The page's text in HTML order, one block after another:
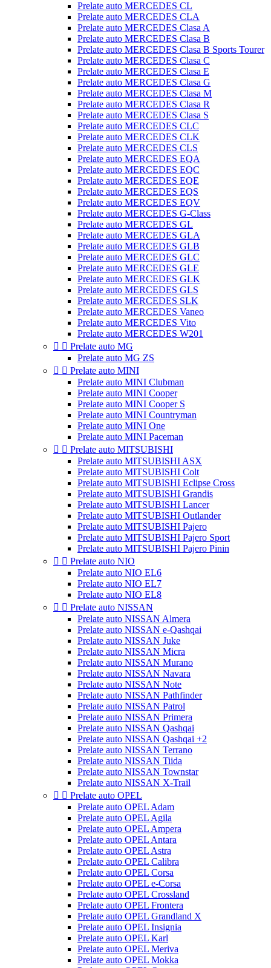
Prelate auto MERCEDES CL
Prelate auto MERCEDES CLA
Prelate auto MERCEDES Clasa A
Prelate auto MERCEDES Clasa B
Prelate auto MERCEDES Clasa B Sports Tourer
Prelate auto MERCEDES Clasa C
Prelate auto MERCEDES Clasa E
Prelate auto MERCEDES Clasa G
Prelate auto MERCEDES Clasa M
Prelate auto MERCEDES Clasa R
Prelate auto MERCEDES Clasa S
Prelate auto MERCEDES CLC
Prelate auto MERCEDES CLK
Prelate auto MERCEDES CLS
Prelate auto MERCEDES EQA
Prelate auto MERCEDES EQC
Prelate auto MERCEDES EQE
Prelate auto MERCEDES EQS
Prelate auto MERCEDES EQV
Prelate auto MERCEDES G-Class
Prelate auto MERCEDES GL
Prelate auto MERCEDES GLA
Prelate auto MERCEDES GLB
Prelate auto MERCEDES GLC
Prelate auto MERCEDES GLE
Prelate auto MERCEDES GLK
Prelate auto MERCEDES GLS
Prelate auto MERCEDES SLK
Prelate auto MERCEDES Vaneo
Prelate auto MERCEDES Vito
Prelate auto MERCEDES W201
  Prelate auto MG
Prelate auto MG ZS
  Prelate auto MINI
Prelate auto MINI Clubman
Prelate auto MINI Cooper
Prelate auto MINI Cooper S
Prelate auto MINI Countryman
Prelate auto MINI One
Prelate auto MINI Paceman
  Prelate auto MITSUBISHI
Prelate auto MITSUBISHI ASX
Prelate auto MITSUBISHI Colt
Prelate auto MITSUBISHI Eclipse Cross
Prelate auto MITSUBISHI Grandis
Prelate auto MITSUBISHI Lancer
Prelate auto MITSUBISHI Outlander
Prelate auto MITSUBISHI Pajero
Prelate auto MITSUBISHI Pajero Sport
Prelate auto MITSUBISHI Pajero Pinin
  Prelate auto NIO
Prelate auto NIO EL6
Prelate auto NIO EL7
Prelate auto NIO EL8
  Prelate auto NISSAN
Prelate auto NISSAN Almera
Prelate auto NISSAN e-Qashqai
Prelate auto NISSAN Juke
Prelate auto NISSAN Micra
Prelate auto NISSAN Murano
Prelate auto NISSAN Navara
Prelate auto NISSAN Note
Prelate auto NISSAN Pathfinder
Prelate auto NISSAN Patrol
Prelate auto NISSAN Primera
Prelate auto NISSAN Qashqai
Prelate auto NISSAN Qashqai +2
Prelate auto NISSAN Terrano
Prelate auto NISSAN Tiida
Prelate auto NISSAN Townstar
Prelate auto NISSAN X-Trail
  Prelate auto OPEL
Prelate auto OPEL Adam
Prelate auto OPEL Agila
Prelate auto OPEL Ampera
Prelate auto OPEL Antara
Prelate auto OPEL Astra
Prelate auto OPEL Calibra
Prelate auto OPEL Corsa
Prelate auto OPEL e-Corsa
Prelate auto OPEL Crossland
Prelate auto OPEL Frontera
Prelate auto OPEL Grandland X
Prelate auto OPEL Insignia
Prelate auto OPEL Karl
Prelate auto OPEL Meriva
Prelate auto OPEL Mokka